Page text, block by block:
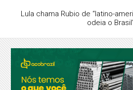
Lula chama Rubio de “latino-
odeia o